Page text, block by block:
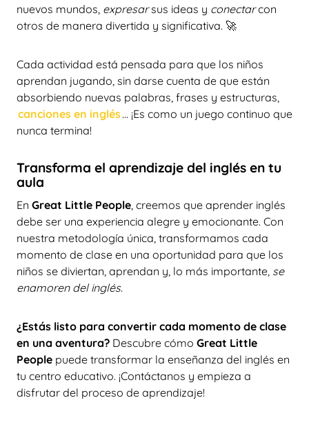
nuevos mundos, expresarsus ideas y conectarcon
otros de manera divertida y significativa. 🚀
Cada actividad está pensada para que los niños
aprendan jugando, sin darse cuenta de que están
absorbiendo nuevas palabras, frases y estructuras,
canciones en inglés... ¡Es como un juego continuo que
nunca termina!
Transforma el aprendizaje del inglés en tu
aula
En Great Little People , creemos que aprender inglés
debe ser una experiencia alegre y emocionante. Con
nuestra metodología única, transformamos cada
momento de clase en una oportunidad para que los
niños se diviertan, aprendan y, lo más importante, se
enamoren del inglés.
¿Estás listo para convertir cada momento de clase
en una aventura? Descubre cómo Great Little
People puede transformar la enseñanza del inglés en
tu centro educativo. ¡Contáctanos y empieza a
disfrutar del proceso de aprendizaje!